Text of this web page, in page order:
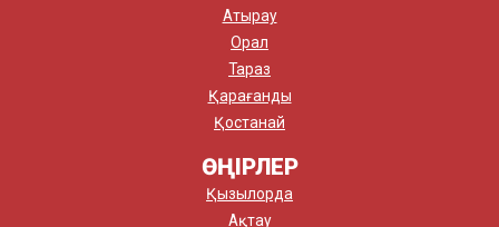
Атырау
Орал
Тараз
Қарағанды
Қостанай
ӨҢІРЛЕР
Қызылорда
Ақтау